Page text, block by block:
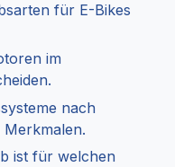
für E-Bikes
im
nach
ist für welchen